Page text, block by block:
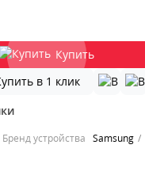
Купить
в 1 клик
Бренд устройства Samsung